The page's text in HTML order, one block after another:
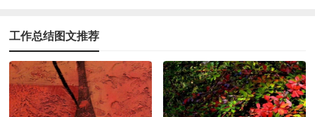
工作总结图文推荐